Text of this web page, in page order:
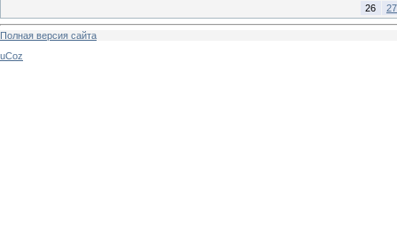
26
27
Полная версия сайта
uCoz